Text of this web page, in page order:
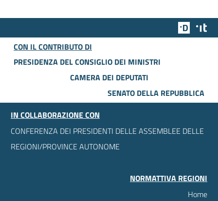
Team
CON IL CONTRIBUTO DI
PRESIDENZA DEL CONSIGLIO DEI MINISTRI
CAMERA DEI DEPUTATI
SENATO DELLA REPUBBLICA
IN COLLABORAZIONE CON
CONFERENZA DEI PRESIDENTI DELLE ASSEMBLEE DELLE
REGIONI/PROVINCE AUTONOME
NORMATTIVA REGIONI
Home